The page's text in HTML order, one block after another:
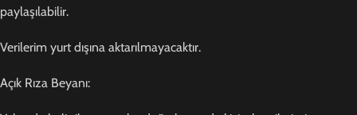
paylaşılabilir.
Verilerim yurt dışına aktarılmayacaktır.
Açık Rıza Beyanı: